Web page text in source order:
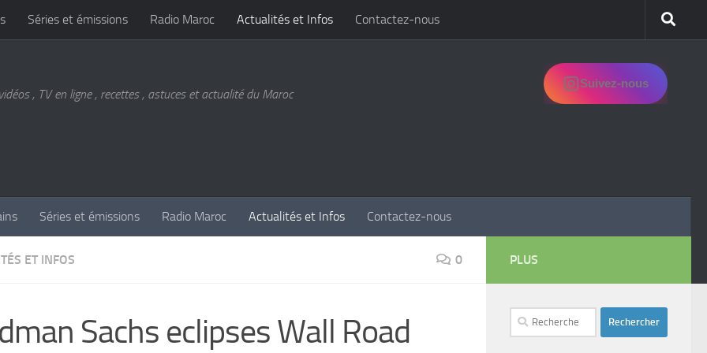
Séries et émissions Radio Maroc Actualités et Infos Contactez-nous
, TV en ligne , recettes , astuces et actualité du Maroc
Suivez-nous
Séries et émissions Radio Maroc Actualités et Infos Contactez-nous
ET INFOS 0
Sachs eclipses Wall Road
PLUS
Rechercher :